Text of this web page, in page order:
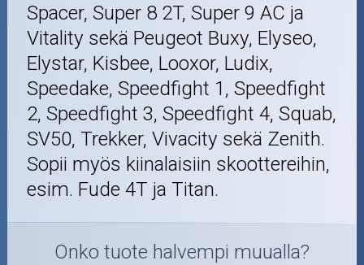
Spacer, Super 8 2T, Super 9 AC ja
Vitality sekä Peugeot Buxy, Elyseo,
Elystar, Kisbee, Looxor, Ludix,
Speedake, Speedfight 1, Speedfight
2, Speedfight 3, Speedfight 4, Squab,
SV50, Trekker, Vivacity sekä Zenith.
Sopii myös kiinalaisiin skoottereihin,
esim. Fude 4T ja Titan.
Onko tuote halvempi muualla?